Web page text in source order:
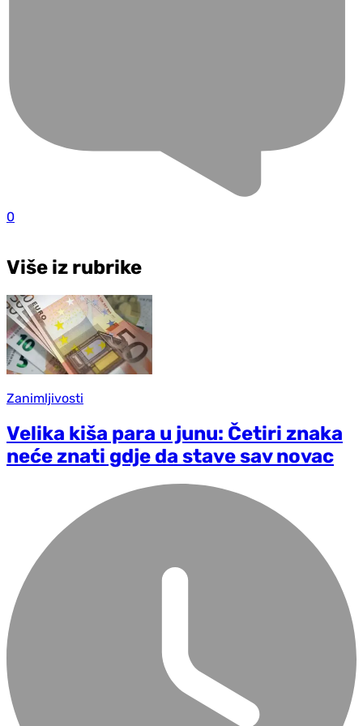
0
Više iz rubrike
Zanimljivosti
Velika kiša para u junu: Četiri znaka
neće znati gd‌je da stave sav novac